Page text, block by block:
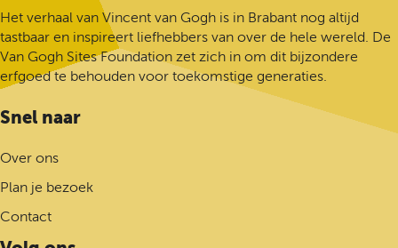
o
n
u
e
n
t
n
i
n
a
n
a
l
g
e
n
n
a
a
r
d
e
o
e
p
Het verhaal van Vincent van Gogh is in Brabant nog altijd
tastbaar en inspireert liefhebbers van over de hele wereld. De
Van Gogh Sites Foundation zet zich in om dit bijzondere
erfgoed te behouden voor toekomstige generaties.
Snel naar
Over ons
Plan je bezoek
Contact